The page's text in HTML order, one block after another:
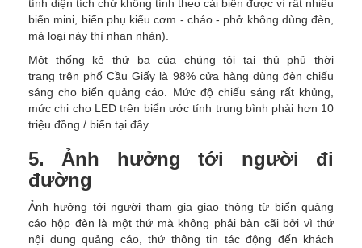
tính diện tích chứ không tính theo cái biển được vì rất nhiều
biển mini, biển phụ kiểu cơm - cháo - phở không dùng đèn,
mà loại này thì nhan nhản).
Một thống kê thứ ba của chúng tôi tại thủ phủ thời
trang trên phố Cầu Giấy là 98% cửa hàng dùng đèn chiếu
sáng cho biển quảng cáo. Mức độ chiếu sáng rất khủng,
mức chi cho LED trên biển ước tính trung bình phải hơn 10
triệu đồng / biển tại đây
5. Ảnh hưởng tới người đi
đường
Ảnh hưởng tới người tham gia giao thông từ biển quảng
cáo hộp đèn là một thứ mà không phải bàn cãi bởi vì thứ
nội dung quảng cáo, thứ thông tin tác động đến khách